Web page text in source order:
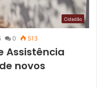
Cidadão
0 513
Assistência
novos